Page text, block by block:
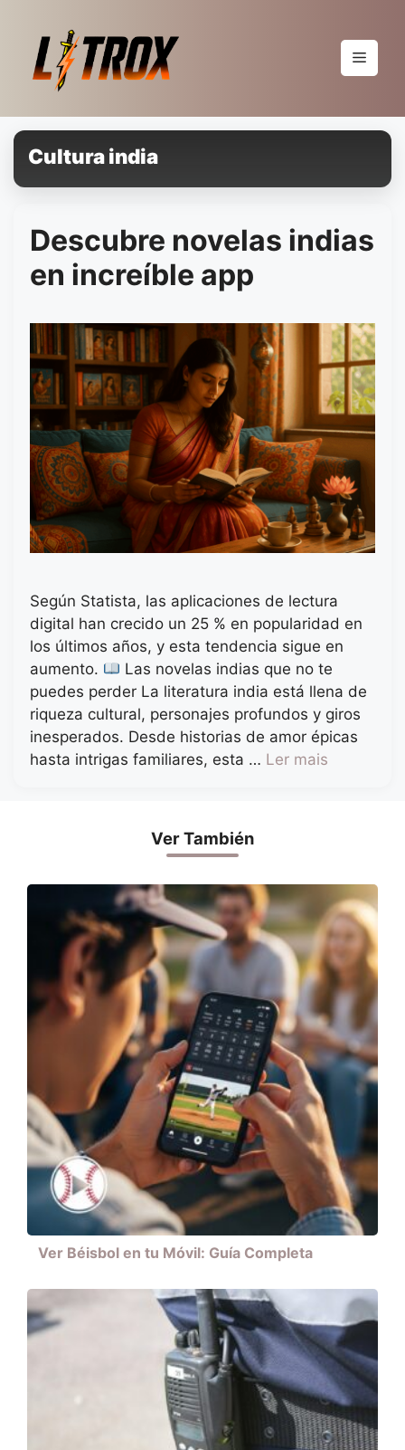
conteúdo
Menu
Cultura india
Descubre novelas indias
en increíble app
Según Statista, las aplicaciones de lectura
digital han crecido un 25 % en popularidad en
los últimos años, y esta tendencia sigue en
aumento.
Las novelas indias que no te
puedes perder La literatura india está llena de
riqueza cultural, personajes profundos y giros
inesperados. Desde historias de amor épicas
hasta intrigas familiares, esta … Ler mais
Ver También
Ver Béisbol en tu Móvil: Guía Completa